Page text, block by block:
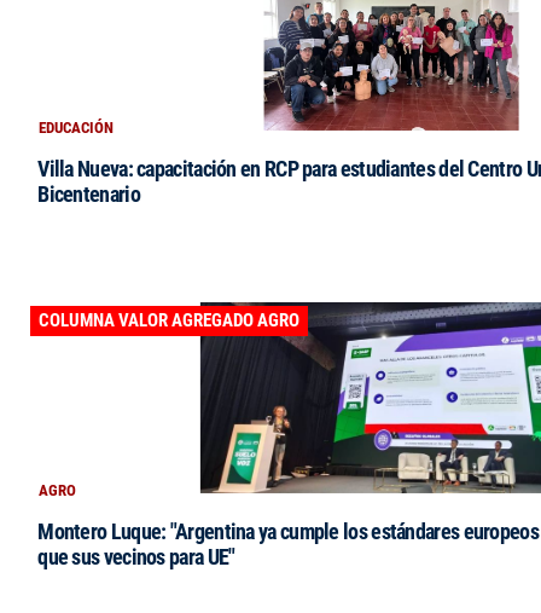
EDUCACIÓN
Villa Nueva: capacitación en RCP para estudiantes del Centro
Bicentenario
AGRO
COLUMNA VALOR AGREGADO AGRO
Montero Luque: "Argentina ya cumple los estándares
que sus vecinos para UE"